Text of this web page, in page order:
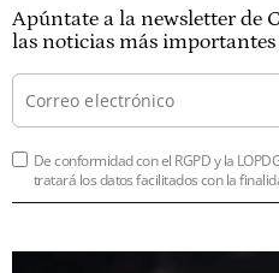
Apúntate a la newsletter de
las noticias más
De conformidad con el RGPD y la
tratará los datos facilitados con la